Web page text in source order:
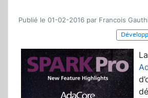
Publié le 01-02-2016 par Francois